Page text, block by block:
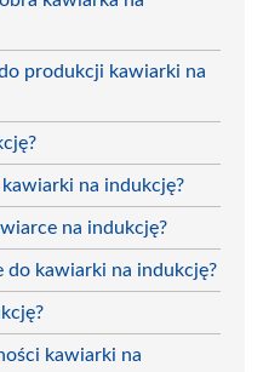
produkcji kawiarki na
na indukcję?
na indukcję?
do kawiarki na indukcję?
kawiarki na